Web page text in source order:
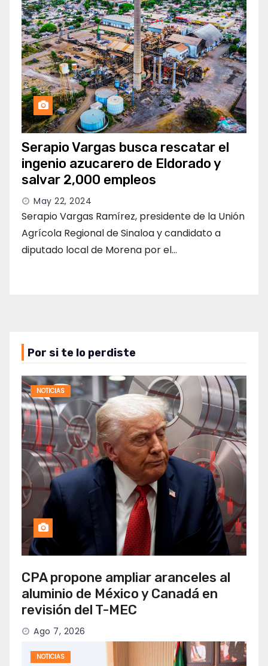
Serapio Vargas busca rescatar el
ingenio azucarero de Eldorado y
salvar 2,000 empleos
May 22, 2024
Serapio Vargas Ramírez, presidente de la Unión
Agrícola Regional de Sinaloa y candidato a
diputado local de Morena por el…
Por si te lo perdiste
NOTICIAS
CPA propone ampliar aranceles al
aluminio de México y Canadá en
revisión del T-MEC
Ago 7, 2026
NOTICIAS